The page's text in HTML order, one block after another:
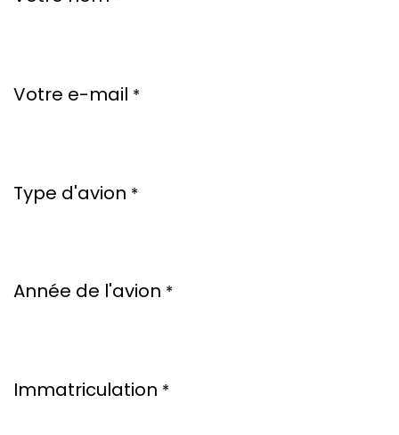
Votre e-mail *
Type d'avion *
Année de l'avion *
Immatriculation *